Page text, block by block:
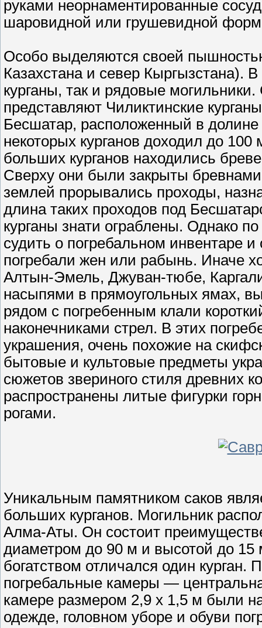
руками неорнаментированные
шаровидной или грушевидной
Особо выделяются своей
Казахстана и север Кыргызстана).
курганы, так и рядовые
представляют Чиликтинские
Бесшатар, расположенный в
некоторых курганов доходил до
больших курганов находились
Сверху они были закрыты
землей прорывались проходы,
длина таких проходов под
курганы знати ограблены. Однако
судить о погребальном инвентаре
погребали жен или рабынь. Иначе
Алтын-Эмель, Джуван-тюбе,
насыпями в прямоугольных ямах,
рядом с погребенным клали
наконечниками стрел. В этих
украшения, очень похожие на
бытовые и культовые предметы
сюжетов звериного стиля древних
распространены литые фигурки
рогами.
Уникальным памятником саков
больших курганов. Могильник
Алма-Аты. Он состоит
диаметром до 90 м и высотой до
богатством отличался один
погребальные камеры —
камере размером 2,9 х 1,5 м были
одежде, головном уборе и обуви